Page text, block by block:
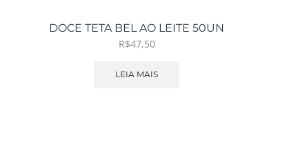
DOCE TETA BEL AO LEITE 50UN
R$47,50
LEIA MAIS